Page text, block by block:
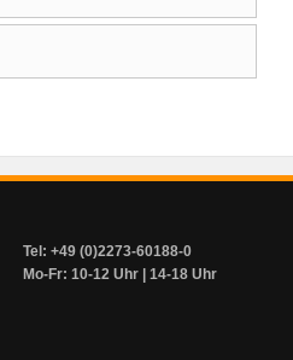
Tel: +49 (0)2273-60188-0
Mo-Fr: 10-12 Uhr | 14-18 Uhr